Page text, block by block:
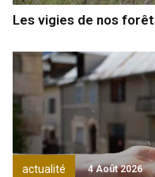
Les vigies de nos
actualité 4 Août 2026